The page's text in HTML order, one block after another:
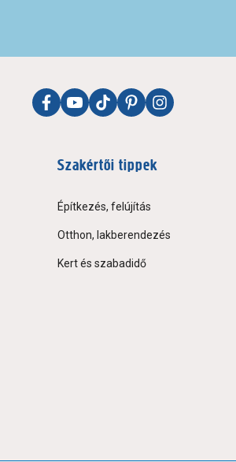
Szakértői tippek
Építkezés, felújítás
Otthon, lakberendezés
Kert és szabadidő